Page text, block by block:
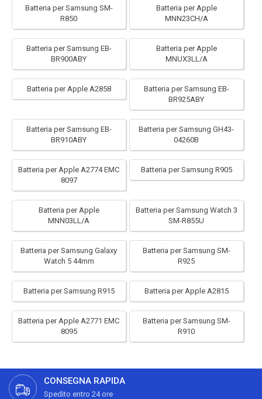
Batteria per Samsung SM-
R850
Batteria per Apple
MNN23CH/A
Batteria per Samsung EB-
BR900ABY
Batteria per Apple
MNUX3LL/A
Batteria per Apple A2858
Batteria per Samsung EB-
BR925ABY
Batteria per Samsung EB-
BR910ABY
Batteria per Samsung GH43-
04260B
Batteria per Apple A2774 EMC
8097
Batteria per Samsung R905
Batteria per Apple
MNN03LL/A
Batteria per Samsung Watch 3
SM-R855U
Batteria per Samsung Galaxy
Watch 5 44mm
Batteria per Samsung SM-
R925
Batteria per Samsung R915 Batteria per Apple A2815
Batteria per Apple A2771 EMC
8095
Batteria per Samsung SM-
R910
CONSEGNA RAPIDA
Spedito entro 24 ore